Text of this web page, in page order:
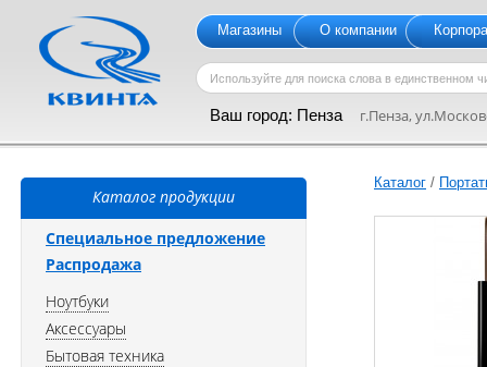
Магазины О компании
Ваш город: Пенза г.Пенза,
Каталог /
Каталог продукции
Специальное предложение
Распродажа
Ноутбуки
Аксессуары
Бытовая техника